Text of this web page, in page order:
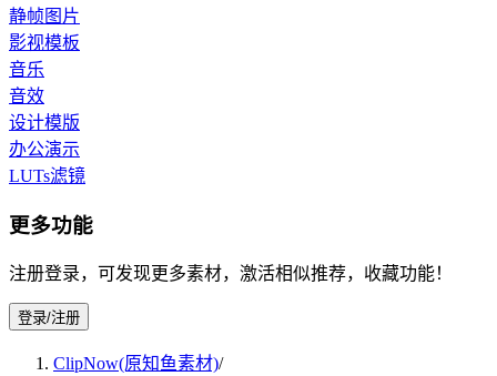
静帧图片
影视模板
音乐
音效
设计模版
办公演示
LUTs滤镜
更多功能
注册登录，可发现更多素材，激活相似推荐，收藏功能！
登录/注册
ClipNow(原知鱼素材)/